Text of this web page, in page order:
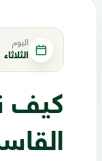
اليوم
الثلاثاء
كيف